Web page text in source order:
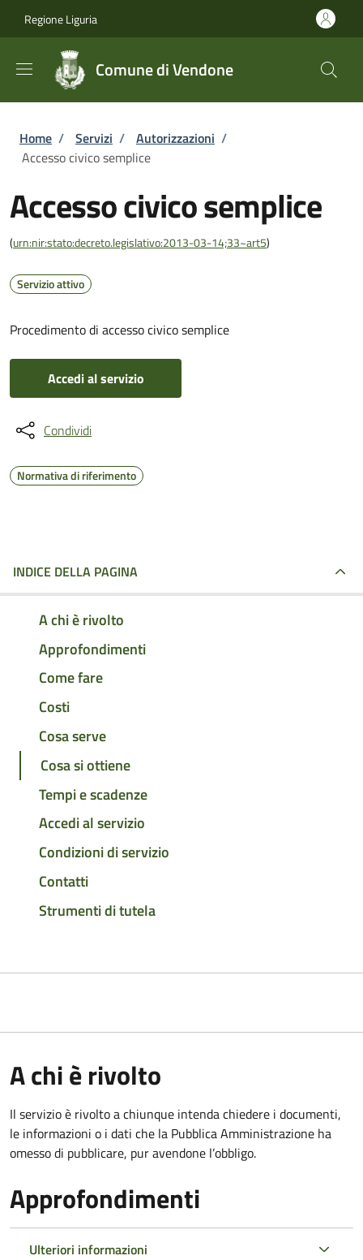
Regione Liguria
Comune di Vendone
Briciole di pane
Home / Servizi / Autorizzazioni /
Accesso civico semplice
Accesso civico semplice
(urn:nir:stato:decreto.legislativo:2013-03-14;33~art5)
Servizio attivo
Procedimento di accesso civico semplice
Accedi al servizio
Condividi
Normativa di riferimento
INDICE DELLA PAGINA
A chi è rivolto
Approfondimenti
Come fare
Costi
Cosa serve
Cosa si ottiene
Tempi e scadenze
Accedi al servizio
Condizioni di servizio
Contatti
Strumenti di tutela
A chi è rivolto
Il servizio è rivolto a chiunque intenda chiedere i documenti,
le informazioni o i dati che la Pubblica Amministrazione ha
omesso di pubblicare, pur avendone l’obbligo.
Approfondimenti
Ulteriori informazioni